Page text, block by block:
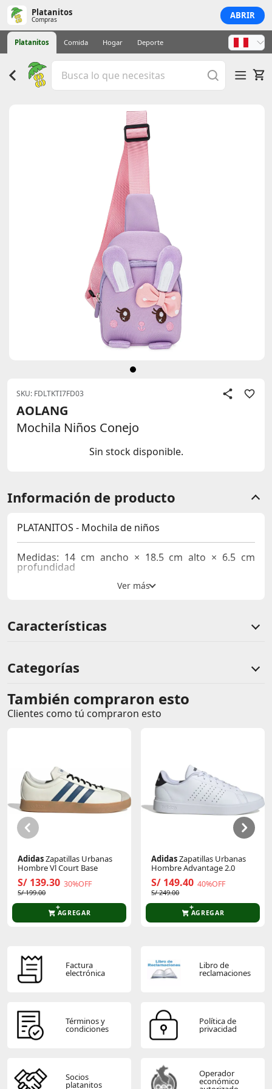
Platanitos
Compras ABRIR
Platanitos Comida Hogar Deporte
SKU: FDLTKTI7FD03
AOLANG
Mochila Niños Conejo
Sin stock disponible.
Información de producto
PLATANITOS - Mochila de niños
Medidas: 14 cm ancho × 18.5 cm alto × 6.5 cm
profundidad
Características
Categorías
Comentarios de clientes
Comentarios de clientes que compraron este producto
Sin calificaciones
Este producto aún no tiene calificaciones.
Sé el primero en comentar y acumula Puntos.
También compraron esto
Clientes como tú compraron esto
AdidasZapatillas Urbanas
Hombre Vl Court Base
S/ 139.30 30%OFF
S/ 199.00
AGREGAR
AdidasZapatillas Urbanas
Hombre Advantage 2.0
S/ 149.40 40%OFF
S/ 249.00
AGREGAR
Factura
electrónica
Libro de
reclamaciones
Términos y
condiciones
Política de
privacidad
Socios
platanitos
Operador
económico